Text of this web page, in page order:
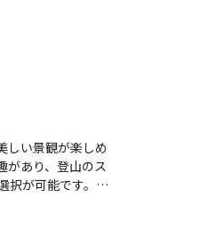
しい景観が楽しめ
があり、登山のス